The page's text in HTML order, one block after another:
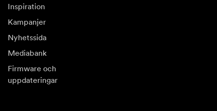
Inspiration
Kampanjer
Nyhetssida
Mediabank
Firmware och
uppdateringar